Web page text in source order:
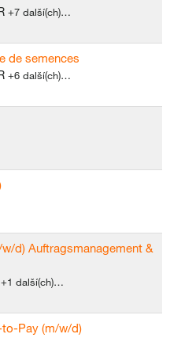
+7 další(ch)…
de semences
+6 další(ch)…
d) Auftragsmanagement &
+1 další(ch)…
Pay (m/w/d)